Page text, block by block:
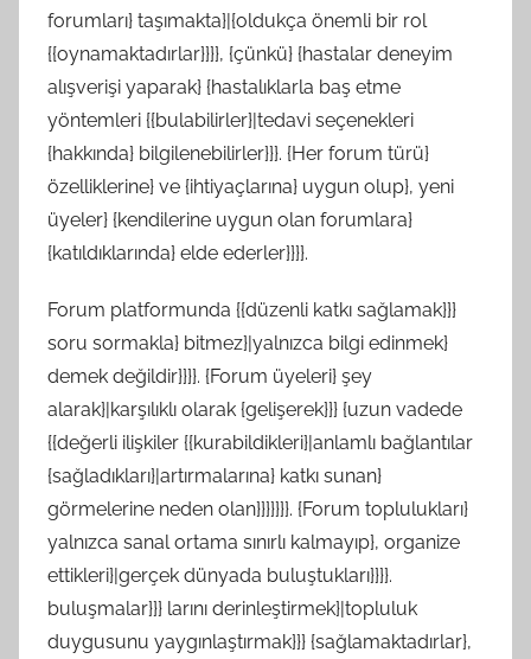
forumları} taşımakta}|{oldukça önemli bir rol
{{oynamaktadırlar}}}}, {çünkü} {hastalar deneyim
alışverişi yaparak} {hastalıklarla baş etme
yöntemleri {{bulabilirler}|tedavi seçenekleri
{hakkında} bilgilenebilirler}}}. {Her forum türü}
özelliklerine} ve {ihtiyaçlarına} uygun olup}, yeni
üyeler} {kendilerine uygun olan forumlara}
{katıldıklarında} elde ederler}}}}.
Forum platformunda {{düzenli katkı sağlamak}}}
soru sormakla} bitmez}|yalnızca bilgi edinmek}
demek değildir}}}}. {Forum üyeleri} şey
alarak}|karşılıklı olarak {gelişerek}}} {uzun vadede
{{değerli ilişkiler {{kurabildikleri}|anlamlı bağlantılar
{sağladıkları}|artırmalarına} katkı sunan}
görmelerine neden olan}}}}}}}. {Forum toplulukları}
yalnızca sanal ortama sınırlı kalmayıp}, organize
ettikleri}|gerçek dünyada buluştukları}}}}.
buluşmalar}}} larını derinleştirmek}|topluluk
duygusunu yaygınlaştırmak}}} {sağlamaktadırlar},